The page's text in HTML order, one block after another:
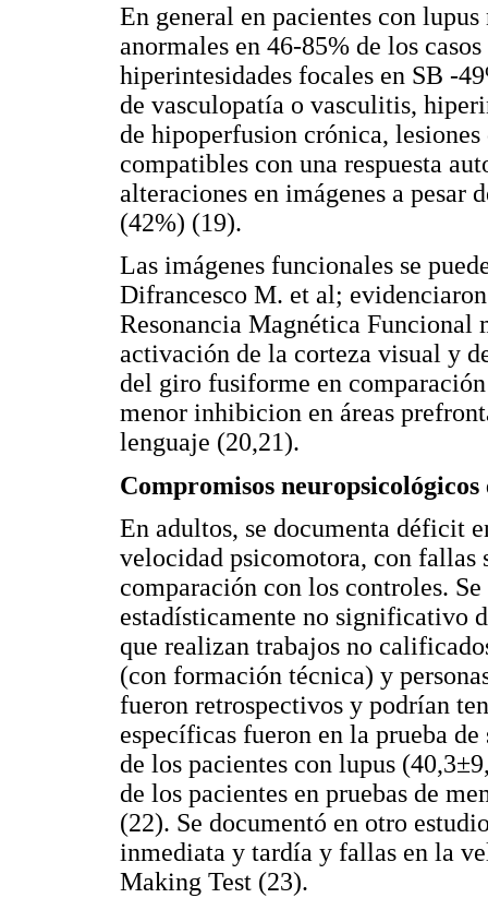
En general en pacientes con
anormales en 46-85% de los
hiperintesidades focales en SB -
de vasculopatía o vasculitis,
de hipoperfusion crónica,
compatibles con una respuesta
alteraciones en imágenes a pesar
(42%) (19).
Las imágenes funcionales se
Difrancesco M. et al;
Resonancia Magnética Funcional
activación de la corteza visual y
del giro fusiforme en
menor inhibicion en áreas
lenguaje (20,21).
Compromisos neuropsicológicos
En adultos, se documenta déficit
velocidad psicomotora, con fallas
comparación con los controles.
estadísticamente no significativo
que realizan trabajos no
(con formación técnica) y
fueron retrospectivos y podrían
específicas fueron en la prueba
de los pacientes con lupus
de los pacientes en pruebas de
(22). Se documentó en otro
inmediata y tardía y fallas en la
Making Test (23).